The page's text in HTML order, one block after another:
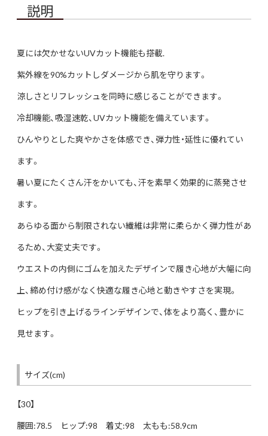
説明
夏には欠かせないUVカット機能も搭載.
紫外線を90%カットしダメージから肌を守ります。
涼しさとリフレッシュを同時に感じることができます。
冷却機能、吸湿速乾、UVカット機能を備えています。
ひんやりとした爽やかさを体感でき、弾力性・延性に優れてい
ます。
暑い夏にたくさん汗をかいても、汗を素早く効果的に蒸発させ
ます。
あらゆる面から制限されない繊維は非常に柔らかく弾力性があ
るため、大変丈夫です。
ウエストの内側にゴムを加えたデザインで履き心地が大幅に向
上、締め付け感がなく快適な履き心地と動きやすさを実現。
ヒップを引き上げるラインデザインで、体をより高く、豊かに
見せます。
サイズ(cm)
【30】
腰囲:78.5 ヒップ:98 着丈:98 太もも:58.9cm